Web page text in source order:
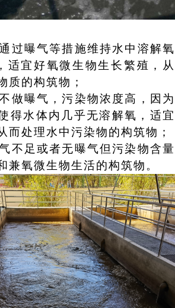
过曝气等措施维持水中溶解氧
，适宜好氧微生物生长繁殖，从
质的构筑物；
做曝气，污染物浓度高，因为
得水体内几乎无溶解氧，适宜
而处理水中污染物的构筑物；
不足或者无曝气但污染物含量
兼氧微生物生活的构筑物。